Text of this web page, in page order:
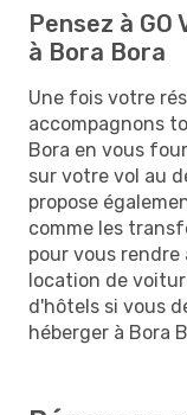
Pensez à
à Bora Bora
Une fois votre
accompagnons
Bora en vous
sur votre vol au
propose
comme les
pour vous
location de
d'hôtels si vous
héberger à Bora